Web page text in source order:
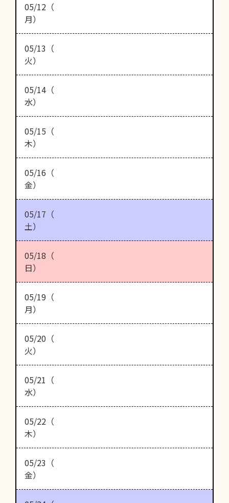
05/12（
月）
05/13（
火）
05/14（
水）
05/15（
木）
05/16（
金）
05/17（
土）
05/18（
日）
05/19（
月）
05/20（
火）
05/21（
水）
05/22（
木）
05/23（
金）